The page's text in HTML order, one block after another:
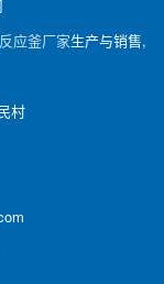
应釜厂家生产与销售,
村